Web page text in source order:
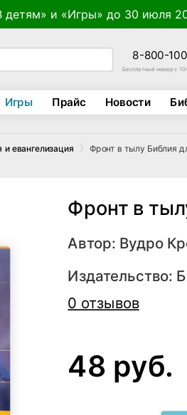
детям» и «Игры» до 30 июля
8-800-
Бесплатный номер с
Игры Прайс Новости
и евангелизация Фронт в тылу Библия
Фронт в
Автор: Вудро
Издательство:
0 отзывов
48 руб.